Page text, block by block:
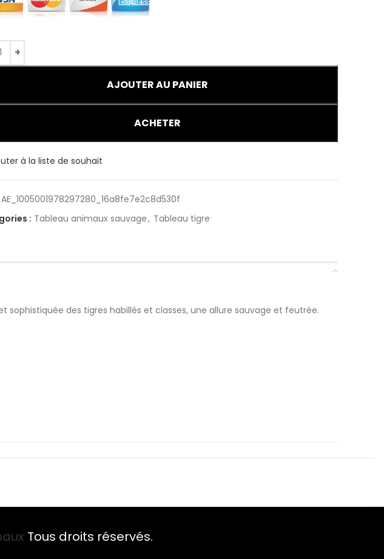
AJOUTER AU PANIER
ACHETER
à la liste de souhait
AE_1005001978297280_16a8fe7e2c8d530f
: Tableau animaux sauvage, Tableau tigre
des tigres habillés et classes, une allure sauvage et feutrée.
Tous droits réservés.